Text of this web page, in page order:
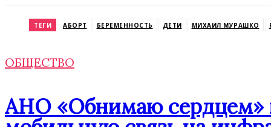
ТЕГИ АБОРТ БЕРЕМЕННОСТЬ ДЕТИ МИХАИЛ МУРАШКО
ОБЩЕСТВО
АНО «Обнимаю сердцем»